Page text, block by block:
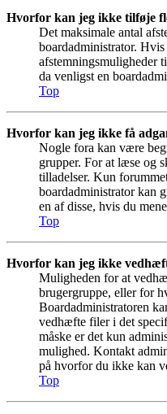
Hvorfor kan jeg ikke tilføje
Det maksimale antal
boardadministrator.
afstemningsmuligheder
da venligst en
Top
Hvorfor kan jeg ikke få
Nogle fora kan være
grupper. For at læse og
tilladelser. Kun
boardadministrator kan
en af disse, hvis du
Top
Hvorfor kan jeg ikke
Muligheden for at
brugergruppe, eller for
Boardadministratoren
vedhæfte filer i det
måske er det kun
mulighed. Kontakt
på hvorfor du ikke kan
Top